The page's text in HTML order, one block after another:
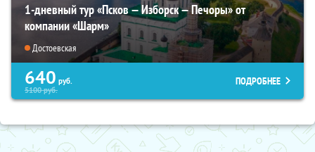
1-дневный тур «Псков — Изборск — Печоры» от
компании «Шарм»
Достоевская
640 руб.
5100руб.
ПОДРОБНЕЕ